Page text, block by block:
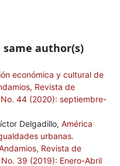
author(s)
económica y cultural de
Revista de
44 (2020): septiembre-
Delgadillo, América
urbanas.
Revista de
39 (2019): Enero-Abril